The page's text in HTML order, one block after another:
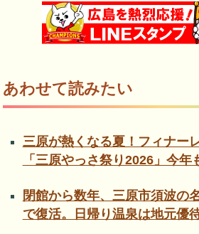
あわせて読みたい
三原が熱くなる夏！フィナー
「三原やっさ祭り2026」今年
閉館から数年、三原市須波の
で復活。日帰り温泉は地元優